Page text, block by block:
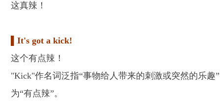
这真辣！
▌It's got a kick!
这个有点辣！
"Kick"作名词泛指“事物给人带来的刺激或突然的乐
为“有点辣”。